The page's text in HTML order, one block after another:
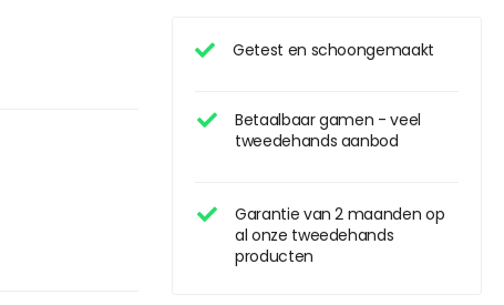
Getest en schoongemaakt
Betaalbaar gamen - veel
tweedehands aanbod
Garantie van 2 maanden op
al onze tweedehands
producten